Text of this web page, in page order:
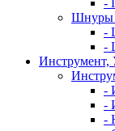
-
Шнуры
-
-
Инструмент,
-
-
-